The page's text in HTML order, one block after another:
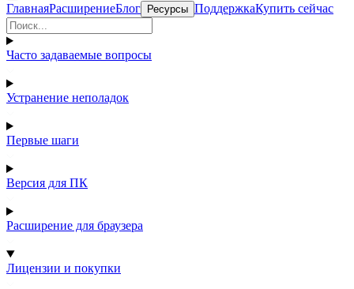
ГлавнаяРасширениеБлог Ресурсы ПоддержкаКупить сейчас
Часто задаваемые вопросы
Устранение неполадок
Первые шаги
Версия для ПК
Расширение для браузера
Лицензии и покупки